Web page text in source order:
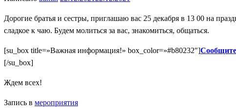
Дорогие братья и сестры, приглашаю вас 25 декабря в 13 00 на
сладкое к чаю. Будем молиться за вас, знакомиться, общаться.
[su_box title=»Важная информация!» box_color=»#b80232″]
[/su_box]
Ждем всех!
Запись в мероприятия